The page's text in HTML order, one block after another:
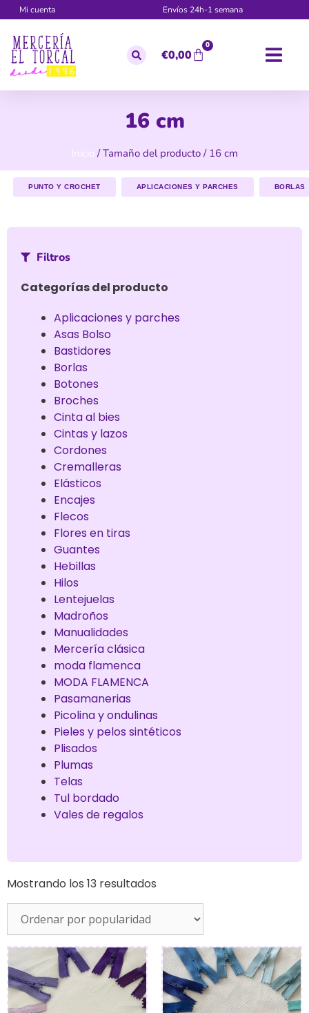
Mi cuenta Envíos 24h-1 semana
€0,00
0
16 cm
Inicio / Tamaño del producto / 16 cm
PUNTO Y CROCHET APLICACIONES Y PARCHES BORLAS
Filtros
Categorías del producto
Aplicaciones y parches
Asas Bolso
Bastidores
Borlas
Botones
Broches
Cinta al bies
Cintas y lazos
Cordones
Cremalleras
Elásticos
Encajes
Flecos
Flores en tiras
Guantes
Hebillas
Hilos
Lentejuelas
Madroños
Manualidades
Mercería clásica
moda flamenca
MODA FLAMENCA
Pasamanerias
Picolina y ondulinas
Pieles y pelos sintéticos
Plisados
Plumas
Telas
Tul bordado
Vales de regalos
Mostrando los 13 resultados